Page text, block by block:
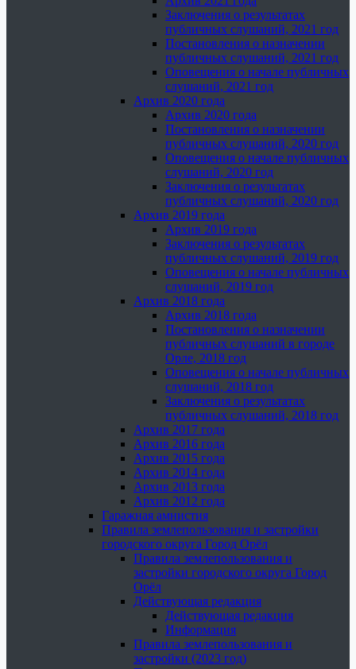
Заключения о результатах
публичных слушаний, 2021 год
Постановления о назначении
публичных слушаний, 2021 год
Оповещения о начале публичных
слушаний, 2021 год
Архив 2020 года
Архив 2020 года
Постановления о назначении
публичных слушаний, 2020 год
Оповещения о начале публичных
слушаний, 2020 год
Заключения о результатах
публичных слушаний, 2020 год
Архив 2019 года
Архив 2019 года
Заключения о результатах
публичных слушаний, 2019 год
Оповещения о начале публичных
слушаний, 2019 год
Архив 2018 года
Архив 2018 года
Постановления о назначении
публичных слушаний в городе
Орле, 2018 год
Оповещения о начале публичных
слушаний, 2018 год
Заключения о результатах
публичных слушаний, 2018 год
Архив 2017 года
Архив 2016 года
Архив 2015 года
Архив 2014 года
Архив 2013 года
Архив 2012 года
Гаражная амнистия
Правила землепользования и застройки
городского округа Город Орёл
Правила землепользования и
застройки городского округа Город
Орёл
Действующая редакция
Действующая редакция
Информация
Правила землепользования и
застройки (2023 год)